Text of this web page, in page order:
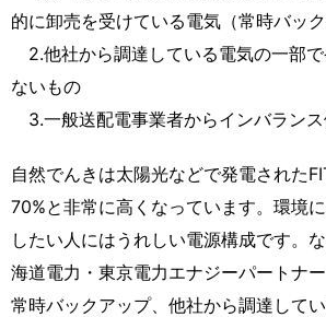
的に卸売を受けている電気（常時バック
2.他社から調達している電気の一部
ないもの
3.一般送配電事業者からインバラン
自然でんきは太陽光などで発電された
70%と非常に高くなっています。環境
したい人にはうれしい電源構成です。
海道電力・東京電力エナジーパートナ
常時バックアップ、他社から調達して